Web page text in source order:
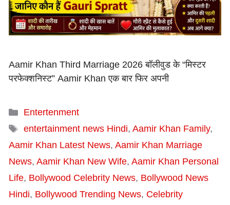
Aamir Khan Third Marriage 2026 बॉलीवुड के “मिस्टर
परफेक्शनिस्ट” Aamir Khan एक बार फिर अपनी
Categories
Entertenment
Tags
entertainment news Hindi, Aamir Khan Family,
Aamir Khan Latest News, Aamir Khan Marriage
News, Aamir Khan New Wife, Aamir Khan Personal
Life, Bollywood Celebrity News, Bollywood News
Hindi, Bollywood Trending News, Celebrity